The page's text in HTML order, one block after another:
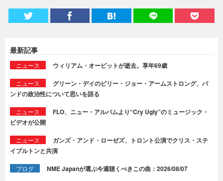
最新記事
ニュース ウィリアム・オービットが逝去。享年69歳
ニュース
グリーン・デイのビリー・ジョー・アームストロング、バ
ンドの政治性について思いを語る
ニュース
FLO、ニュー・アルバムより“Cry Ugly”のミュージック・
ビデオが公開
ニュース
ガンズ・アンド・ローゼズ、トロント公演でクリス・ステ
イプルトンと共演
ブログ NME Japanが選ぶ今週聴くべきこの曲：2026/08/07